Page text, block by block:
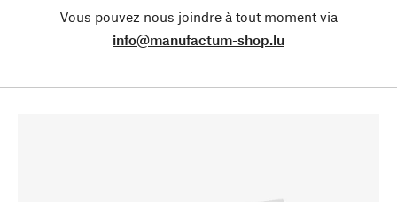
Vous pouvez nous joindre à tout moment via
info@manufactum-shop.lu